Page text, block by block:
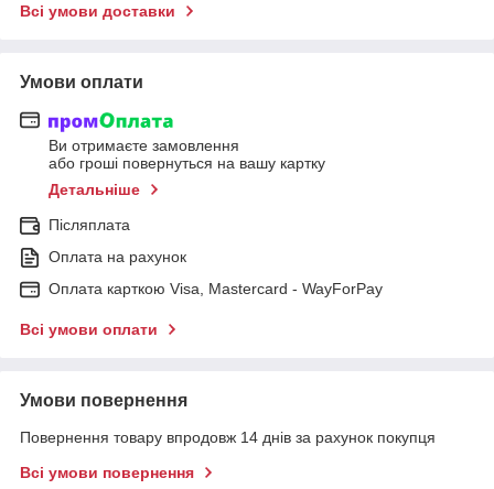
Всі умови доставки
Умови оплати
Ви отримаєте замовлення
або гроші повернуться на вашу картку
Детальніше
Післяплата
Оплата на рахунок
Оплата карткою Visa, Mastercard - WayForPay
Всі умови оплати
Умови повернення
Повернення товару впродовж 14 днів за рахунок покупця
Всі умови повернення